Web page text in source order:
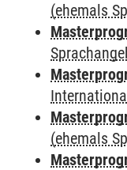
(ehemals
(ehemals